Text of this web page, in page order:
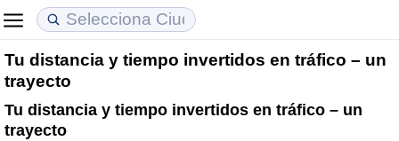
Tu distancia y tiempo invertidos en tráfico – un
trayecto
Tu distancia y tiempo invertidos en tráfico – un
trayecto
Coste de vida
Índice de Costo de Vida (Actual)
Precios de las propiedades
Índice de Precios de Inmuebles (Actual)
Calidad de Vida
Índice de Calidad de Vida